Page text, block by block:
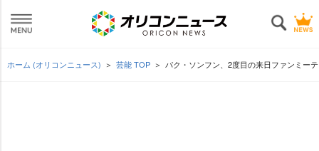
ホーム (オリコンニュース) 芸能 TOP パク・ソンフン、2度目の来日ファンミー